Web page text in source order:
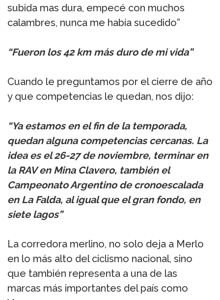
subida mas dura, empecé con muchos
calambres, nunca me había sucedido”
“Fueron los 42 km más duro de mi vida”
Cuando le preguntamos por el cierre de año
y que competencias le quedan, nos dijo:
“Ya estamos en el fin de la temporada,
quedan alguna competencias cercanas. La
idea es el 26-27 de noviembre, terminar en
la RAV en Mina Clavero, también el
Campeonato Argentino de cronoescalada
en La Falda, al igual que el gran fondo, en
siete lagos”
La corredora merlino, no solo deja a Merlo
en lo más alto del ciclismo nacional, sino
que también representa a una de las
marcas más importantes del país como